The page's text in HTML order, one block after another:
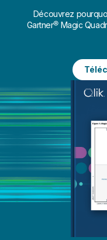
Découvrez
Gartner® Magic